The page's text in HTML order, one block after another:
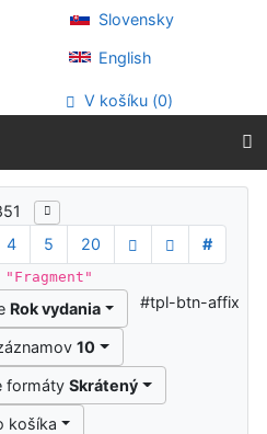
Slovensky
English
V košíku (0)
4 5 20
#
Rok vydania
10
formátySkrátený
košíka
#tpl-btn-affix